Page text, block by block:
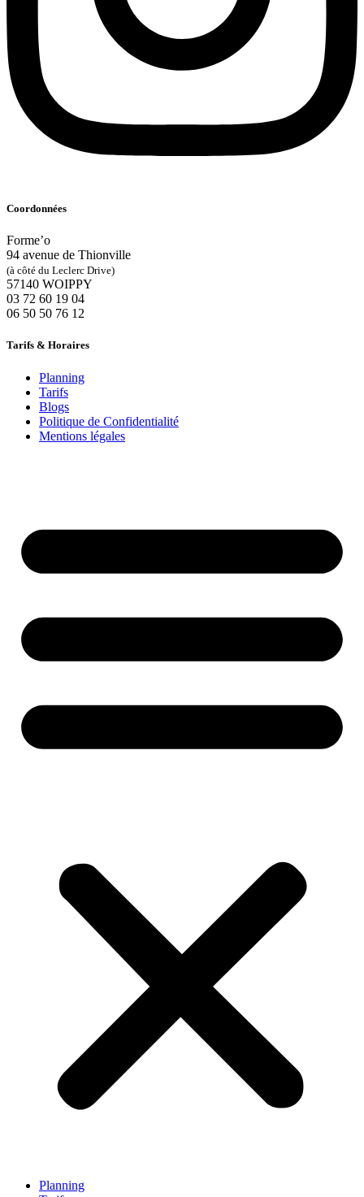
Coordonnées
Forme’o
94 avenue de Thionville
(à côté du Leclerc Drive)
57140 WOIPPY
‭03 72 60 19 04‬
06 50 50 76 12
Tarifs & Horaires
Planning
Tarifs
Blogs
Politique de Confidentialité
Mentions légales
Planning